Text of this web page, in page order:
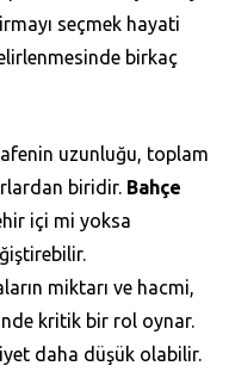
seçmek hayati
birkaç
uzunluğu, toplam
biridir. Bahçe
içi mi yoksa
miktarı ve hacmi,
kritik bir rol oynar.
daha düşük olabilir.